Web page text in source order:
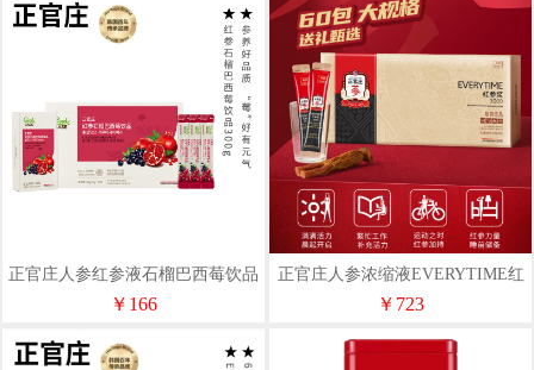
正官庄人参红参液石榴巴西莓饮品
300g滋补品礼品礼物
￥166
正官庄人参浓缩液EVERYTIME红
参浆600ml韩原装进口
￥723